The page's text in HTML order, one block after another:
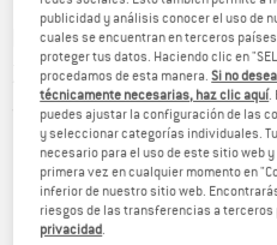
MERRELL -Women's
Zip WP - Botas invierno
(0)
publicidad y análisis conocer el uso de
cuales se encuentran en terceros
proteger tus datos. Haciendo clic en
procedamos de esta manera.Si no
técnicamente necesarias, haz clic aquí.
puedes ajustar la configuración de las
y seleccionar categorías individuales.
necesario para el uso de este sitio web
primera vez en cualquier momento en
inferior de nuestro sitio web.
riesgos de las transferencias a
privacidad